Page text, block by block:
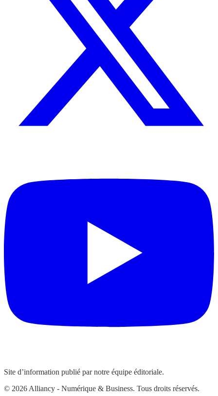
Site d’information publié par notre équipe éditoriale.
© 2026 Alliancy - Numérique & Business. Tous droits réservés.